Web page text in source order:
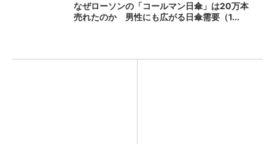
なぜローソンの「コールマン日傘」は20万本
売れたのか 男性にも広がる日傘需要（1...